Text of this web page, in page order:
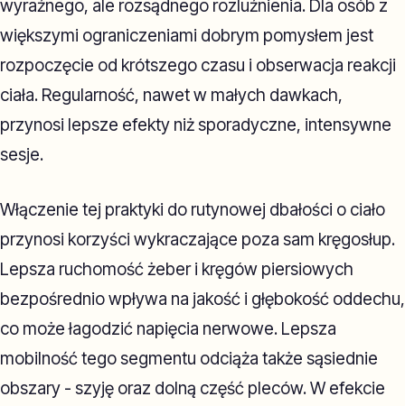
wyraźnego, ale rozsądnego rozluźnienia. Dla osób z
większymi ograniczeniami dobrym pomysłem jest
rozpoczęcie od krótszego czasu i obserwacja reakcji
ciała. Regularność, nawet w małych dawkach,
przynosi lepsze efekty niż sporadyczne, intensywne
sesje.
Włączenie tej praktyki do rutynowej dbałości o ciało
przynosi korzyści wykraczające poza sam kręgosłup.
Lepsza ruchomość żeber i kręgów piersiowych
bezpośrednio wpływa na jakość i głębokość oddechu,
co może łagodzić napięcia nerwowe. Lepsza
mobilność tego segmentu odciąża także sąsiednie
obszary - szyję oraz dolną część pleców. W efekcie